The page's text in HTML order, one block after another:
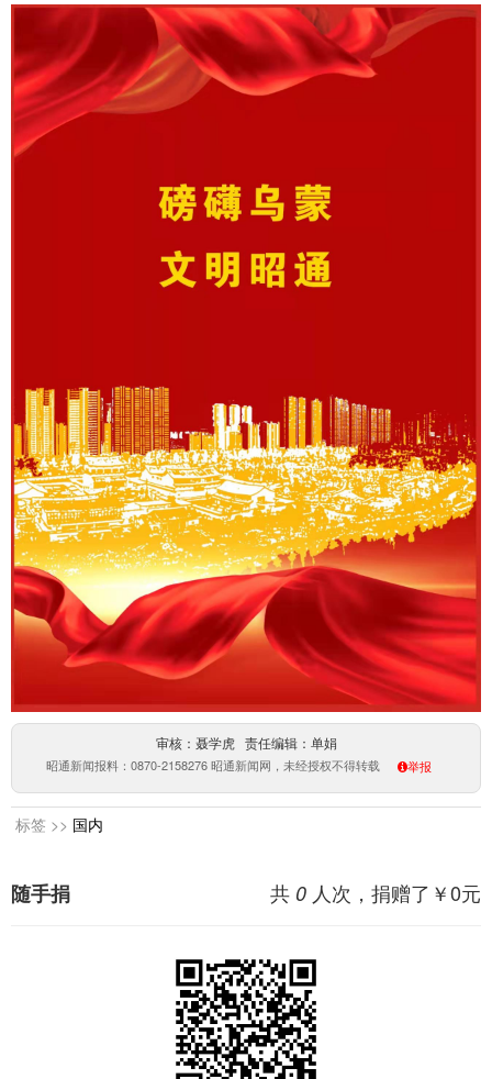
审核：聂学虎 责任编辑：单娟
昭通新闻报料：0870-2158276 昭通新闻网，未经授权不得转载 举报
标签 >> 国内
共 0 人次，捐赠了￥0元
随手捐